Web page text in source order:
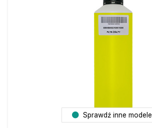
Sprawdź inne modele